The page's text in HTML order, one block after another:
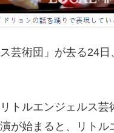
芸術団」が去る24
トルエンジェルス
が始まると、リト